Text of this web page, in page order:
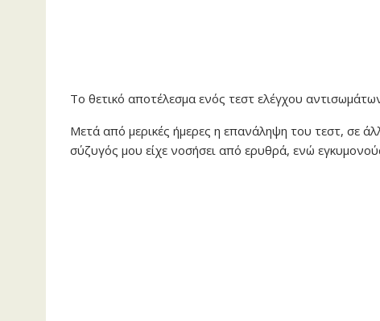
Το θετικό αποτέλεσμα ενός τεστ ελέγχου
Μετά από μερικές ήμερες η επανάληψη του τεστ, σε
σύζυγός μου είχε νοσήσει από ερυθρά, ενώ